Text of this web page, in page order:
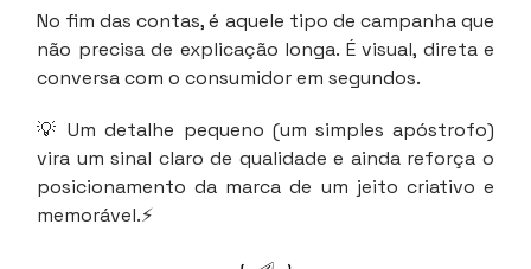
No fim das contas, é aquele tipo de campanha que
não precisa de explicação longa. É visual, direta e
conversa com o consumidor em segundos.
💡 Um detalhe pequeno (um simples apóstrofo)
vira um sinal claro de qualidade e ainda reforça o
posicionamento da marca de um jeito criativo e
memorável.⚡